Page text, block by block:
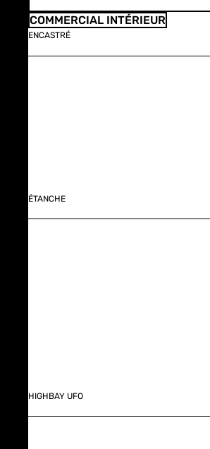
COMMERCIAL INTÉRIEUR
ENCASTRÉ
ÉTANCHE
HIGHBAY UFO